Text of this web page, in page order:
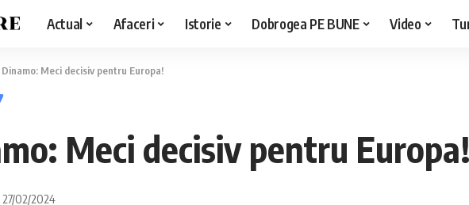
Actual Afaceri Istorie Dobrogea PE BUNE Video
Dinamo: Meci decisiv pentru Europa!
Meci decisiv pentru Europa!
27/02/2024